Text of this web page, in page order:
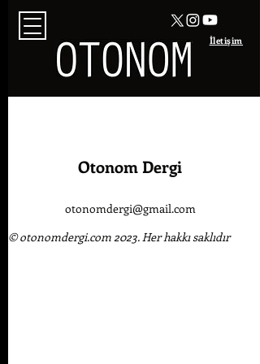
İletişim
Otonom Dergi
otonomdergi@gmail.com
© otonomdergi.com 2023. Her hakkı saklıdır​